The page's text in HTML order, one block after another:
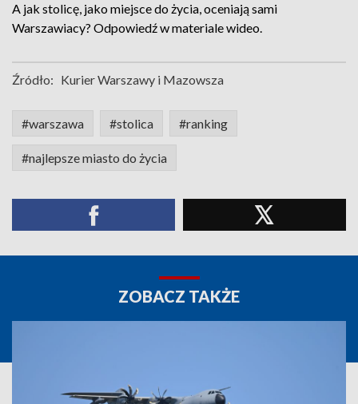
A jak stolicę, jako miejsce do życia, oceniają sami
Warszawiacy? Odpowiedź w materiale wideo.
Źródło: Kurier Warszawy i Mazowsza
#warszawa #stolica #ranking
#najlepsze miasto do życia
ZOBACZ TAKŻE